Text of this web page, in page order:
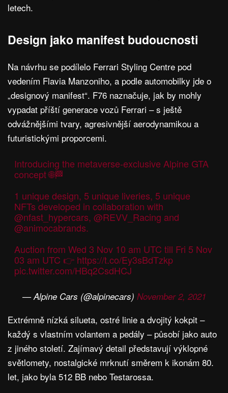
letech.
Design jako manifest budoucnosti
Na návrhu se podílelo Ferrari Styling Centre pod
vedením Flavia Manzoniho, a podle automobilky jde o
„designový manifest“. F76 naznačuje, jak by mohly
vypadat příští generace vozů Ferrari – s ještě
odvážnějšími tvary, agresivnější aerodynamikou a
futuristickými proporcemi.
Introducing the metaverse-exclusive Alpine GTA
concept 🌐🏁
1 unique design, 5 unique liveries, 5 unique
NFTs developed in collaboration with
@nfast_hypercars, @REVV_Racing and
@animocabrands.
Auction from Wed 3 Nov 10 am UTC till Fri 5 Nov
03 am UTC 👉 https://t.co/Ey3sBdTzkp
pic.twitter.com/HBq2CsdHCJ
— Alpine Cars (@alpinecars) November 2, 2021
Extrémně nízká silueta, ostré linie a dvojitý kokpit –
každý s vlastním volantem a pedály – působí jako auto
z jiného století. Zajímavý detail představují výklopné
světlomety, nostalgické mrknutí směrem k ikonám 80.
let, jako byla 512 BB nebo Testarossa.